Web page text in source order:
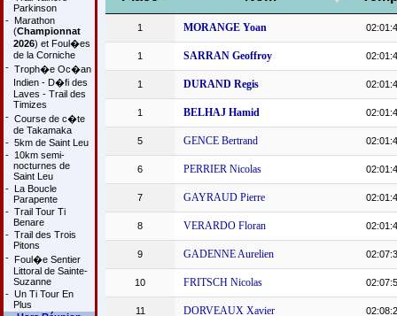
Parkinson
- Marathon
(Championnat
2026) et Foul�es
de la Corniche
- Troph�e Oc�an
Indien - D�fi des
Laves - Trail des
Timizes
- Course de c�te
de Takamaka
- 5km de Saint Leu
- 10km semi-
nocturnes de
Saint Leu
- La Boucle
Parapente
- Trail Tour Ti
Benare
- Trail des Trois
Pitons
- Foul�e Sentier
Littoral de Sainte-
Suzanne
- Un Ti Tour En
Plus
1 MORANGE Yoan
1 SARRAN Geoffroy
1 DURAND Regis
1 BELHAJ Hamid
5 GENCE Bertrand
6 PERRIER Nicolas
7 GAYRAUD Pierre
8 VERARDO Floran
9 GADENNE Aurelien
10 FRITSCH Nicolas
11 DORVEAUX Xavier